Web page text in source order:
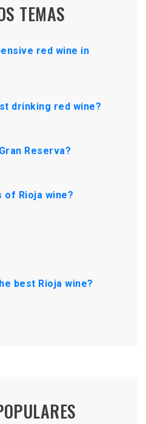
TEMAS
red wine in
drinking red wine?
Reserva?
of Rioja wine?
best Rioja wine?